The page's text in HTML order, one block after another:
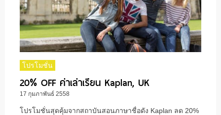
โปรโมชั่น
20% OFF ค่าเล่าเรียน Kaplan, UK
17 กุมภาพันธ์ 2558
โปรโมชั่นสุดคุ้มจากสถาบันสอนภาษาชื่อดัง Kaplan ลด 20%